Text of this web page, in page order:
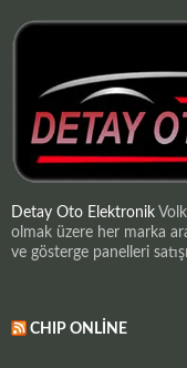
Detay Oto Elektronik
olmak üzere her marka
ve gösterge panelleri
CHIP ONLINE